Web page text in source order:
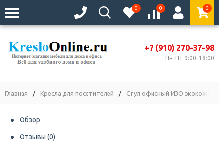
0 0 0
+7 (910) 270-37-98
Пн–Пт 9:00–18:00
Главная / Кресла для посетителей / Стул офисный ИЗО экокожа
Обзор
Отзывы (0)